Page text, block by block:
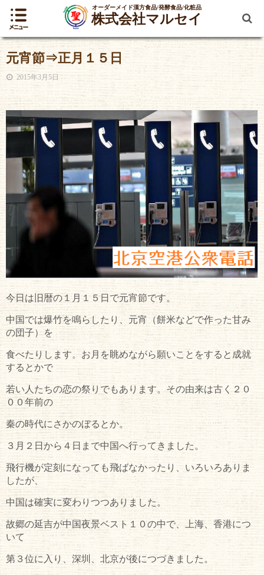
オーダーメイド漢方食品/発酵食品/化粧品
株式会社マルセイ
元宵節⇒正月１５日
2015年3月5日
今日は旧暦の１月１５日で元宵節です。
中国では爆竹を鳴らしたり、元宵（餅米などで作った甘み
の団子）を
食べたりします。お月を眺めながら願いことをすると成就
するとかで
若い人たちの恋の祭りでもあります。その由来は古く２０
００年前の
秦の時代にさかのぼるとか。
３月２日から４日まで中国へ行ってきました。
飛行機が定刻になっても飛ばなかったり、いろいろありま
したが、
中国は確実に変わりつつありました。
故郷の延吉が中国夜景ベスト１０の中で、上海、香港につ
いて
第３位に入り、深圳、北京が後につづきました。